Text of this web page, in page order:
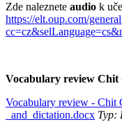
Zde naleznete audio k
https://elt.oup.com/
Vocabulary review Chit
Vocabulary review - Chit
_and_dictation.docx Typ: